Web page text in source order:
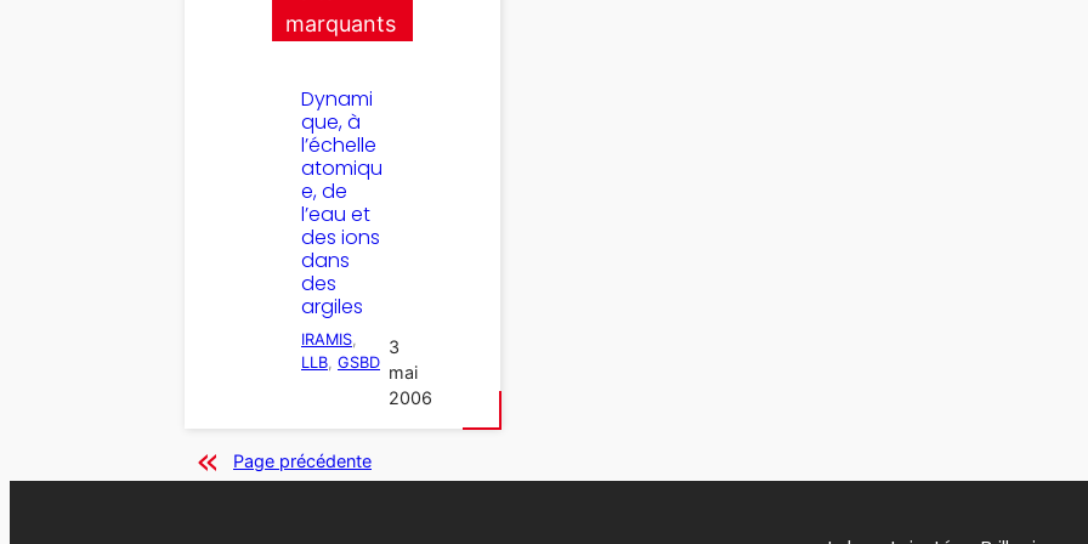
marquants
Dynami
que, à
l’échelle
atomiqu
e, de
l’eau et
des ions
dans
des
argiles
IRAMIS
LLB GSBD
3
mai
2006
Page précédente